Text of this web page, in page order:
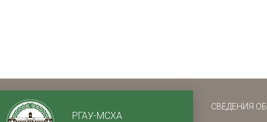
РГАУ-МСХА
СВЕДЕНИЯ